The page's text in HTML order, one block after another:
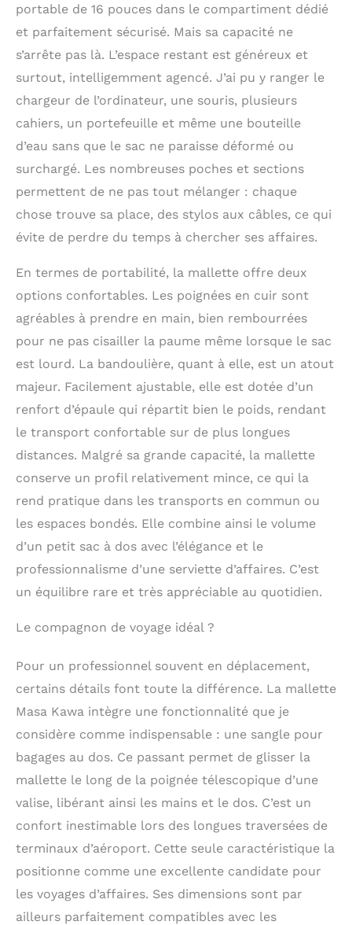
portable de 16 pouces dans le compartiment dédié
et parfaitement sécurisé. Mais sa capacité ne
s’arrête pas là. L’espace restant est généreux et
surtout, intelligemment agencé. J’ai pu y ranger le
chargeur de l’ordinateur, une souris, plusieurs
cahiers, un portefeuille et même une bouteille
d’eau sans que le sac ne paraisse déformé ou
surchargé. Les nombreuses poches et sections
permettent de ne pas tout mélanger : chaque
chose trouve sa place, des stylos aux câbles, ce qui
évite de perdre du temps à chercher ses affaires.
En termes de portabilité, la mallette offre deux
options confortables. Les poignées en cuir sont
agréables à prendre en main, bien rembourrées
pour ne pas cisailler la paume même lorsque le sac
est lourd. La bandoulière, quant à elle, est un atout
majeur. Facilement ajustable, elle est dotée d’un
renfort d’épaule qui répartit bien le poids, rendant
le transport confortable sur de plus longues
distances. Malgré sa grande capacité, la mallette
conserve un profil relativement mince, ce qui la
rend pratique dans les transports en commun ou
les espaces bondés. Elle combine ainsi le volume
d’un petit sac à dos avec l’élégance et le
professionnalisme d’une serviette d’affaires. C’est
un équilibre rare et très appréciable au quotidien.
Le compagnon de voyage idéal ?
Pour un professionnel souvent en déplacement,
certains détails font toute la différence. La mallette
Masa Kawa intègre une fonctionnalité que je
considère comme indispensable : une sangle pour
bagages au dos. Ce passant permet de glisser la
mallette le long de la poignée télescopique d’une
valise, libérant ainsi les mains et le dos. C’est un
confort inestimable lors des longues traversées de
terminaux d’aéroport. Cette seule caractéristique la
positionne comme une excellente candidate pour
les voyages d’affaires. Ses dimensions sont par
ailleurs parfaitement compatibles avec les